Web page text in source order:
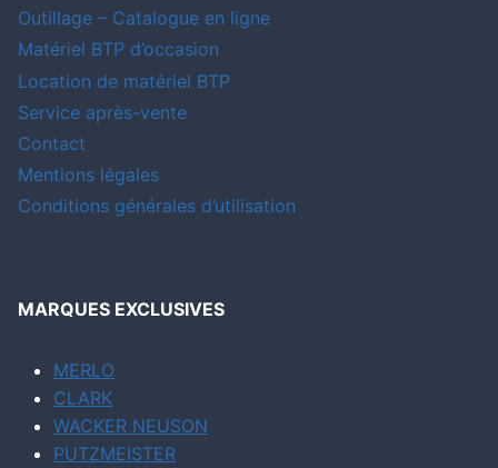
Outillage – Catalogue en ligne
Matériel BTP d’occasion
Location de matériel BTP
Service après-vente
Contact
Mentions légales
Conditions générales d’utilisation
MARQUES EXCLUSIVES
MERLO
CLARK
WACKER NEUSON
PUTZMEISTER